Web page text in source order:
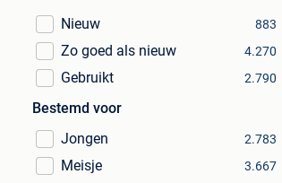
Nieuw
883
Zo goed als nieuw 4.270
Gebruikt 2.790
Bestemd voor
Jongen
2.783
Meisje 3.667